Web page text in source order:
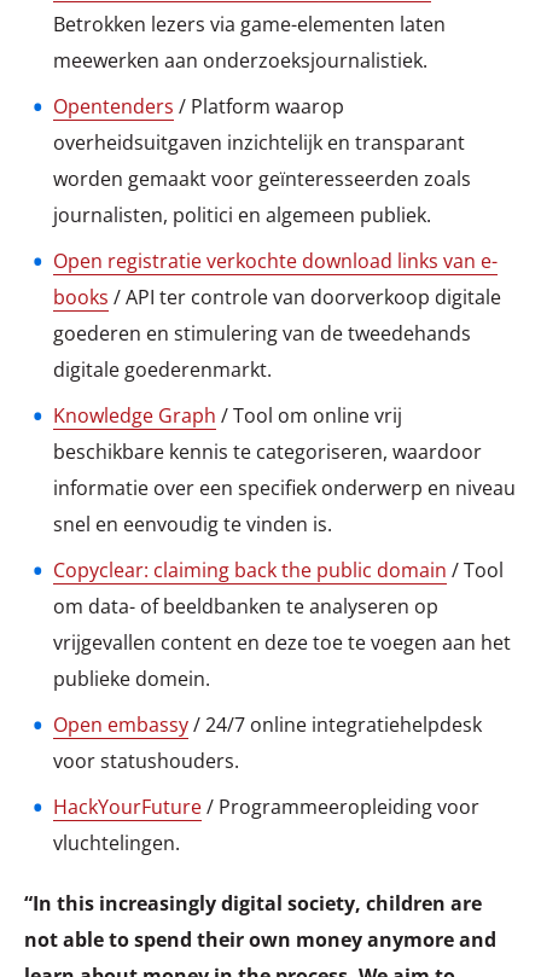
Betrokken lezers via game-elementen laten
meewerken aan onderzoeksjournalistiek.
Opentenders / Platform waarop
overheidsuitgaven inzichtelijk en transparant
worden gemaakt voor geïnteresseerden zoals
journalisten, politici en algemeen publiek.
Open registratie verkochte download links van e-
books / API ter controle van doorverkoop digitale
goederen en stimulering van de tweedehands
digitale goederenmarkt.
Knowledge Graph / Tool om online vrij
beschikbare kennis te categoriseren, waardoor
informatie over een specifiek onderwerp en niveau
snel en eenvoudig te vinden is.
Copyclear: claiming back the public domain / Tool
om data- of beeldbanken te analyseren op
vrijgevallen content en deze toe te voegen aan het
publieke domein.
Open embassy/ 24/7 online integratiehelpdesk
voor statushouders.
HackYourFuture/ Programmeeropleiding voor
vluchtelingen.
“In this increasingly digital society, children are
not able to spend their own money anymore and